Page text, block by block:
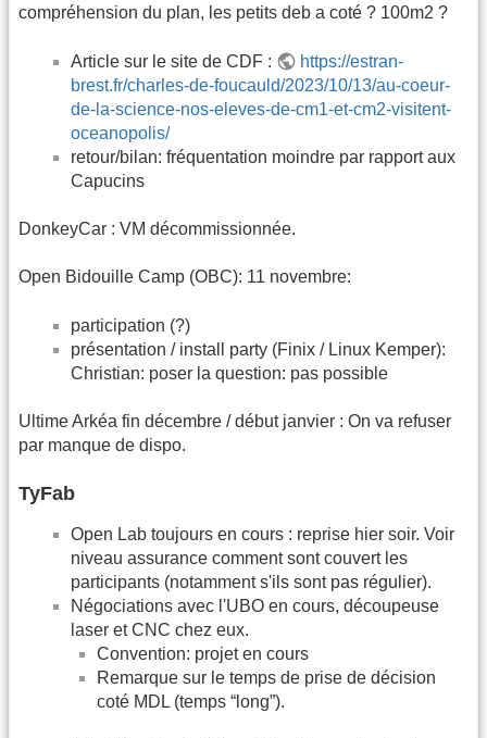
compréhension du plan, les petits deb a coté ? 100m2 ?
Article sur le site de CDF :
https://estran-
brest.fr/charles-de-foucauld/2023/10/13/au-coeur-
de-la-science-nos-eleves-de-cm1-et-cm2-visitent-
oceanopolis/
retour/bilan: fréquentation moindre par rapport aux
Capucins
DonkeyCar : VM décommissionnée.
Open Bidouille Camp (OBC): 11 novembre:
participation (?)
présentation / install party (Finix / Linux Kemper):
Christian: poser la question: pas possible
Ultime Arkéa fin décembre / début janvier : On va refuser
par manque de dispo.
TyFab
Open Lab toujours en cours : reprise hier soir. Voir
niveau assurance comment sont couvert les
participants (notamment s'ils sont pas régulier).
Négociations avec l'UBO en cours, découpeuse
laser et CNC chez eux.
Convention: projet en cours
Remarque sur le temps de prise de décision
coté MDL (temps “long”).